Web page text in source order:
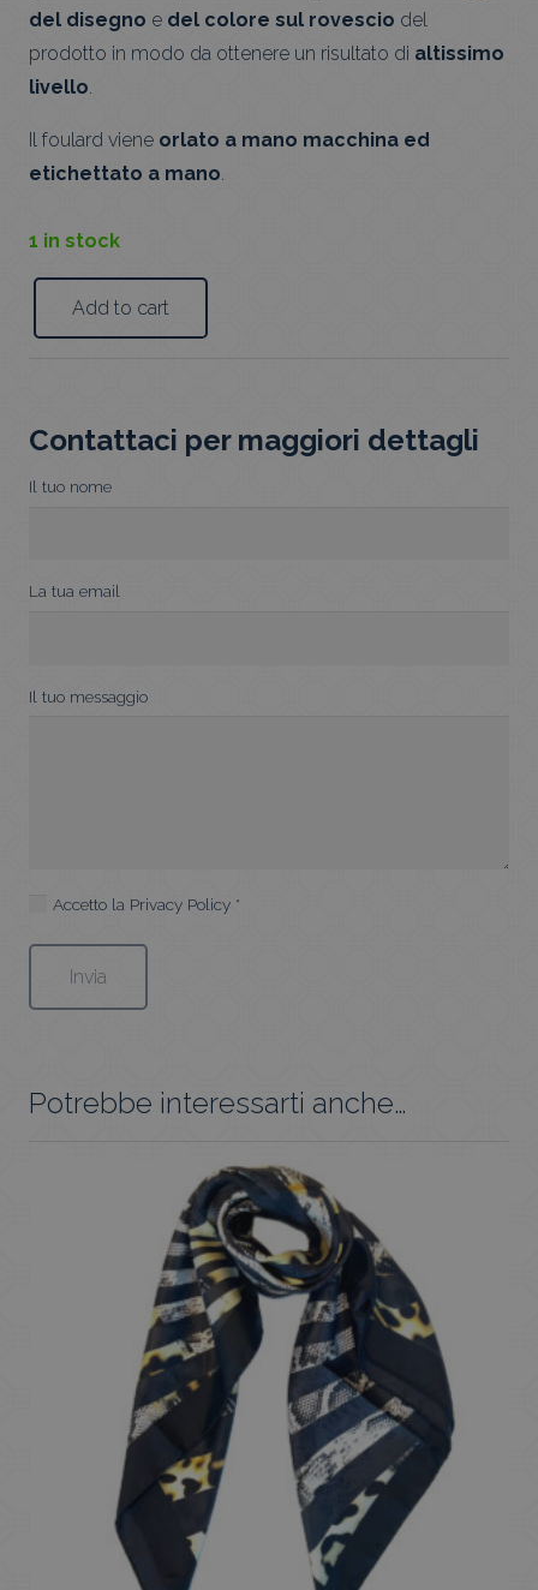
del disegno e del colore sul rovescio del
prodotto in modo da ottenere un risultato di altissimo
livello.
Il foulard viene orlato a mano macchina ed
etichettato a mano.
1 in stock
Foulard
Add to cart
Contattaci per maggiori dettagli
Il tuo nome
La tua email
Il tuo messaggio
Accetto la Privacy Policy *
Potrebbe interessarti anche…